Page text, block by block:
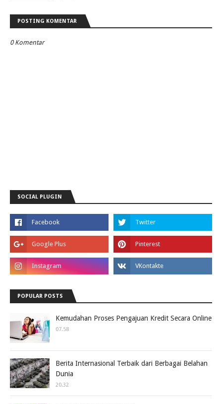
POSTING KOMENTAR
0 Komentar
SOCIAL PLUGIN
POPULAR POSTS
Kemudahan Proses Pengajuan Kredit Secara Online
07.58
Berita Internasional Terbaik dari Berbagai Belahan
Dunia
20.32